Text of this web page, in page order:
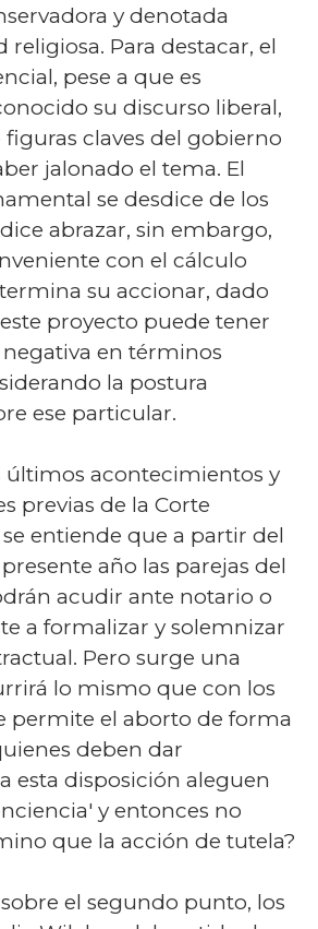
y denotada
religiosa. Para destacar, el
pese a que es
su discurso liberal,
claves del gobierno
jalonado el tema. El
se desdice de los
abrazar, sin embargo,
con el cálculo
su accionar, dado
proyecto puede tener
en términos
la postura
ese particular.
últimos acontecimientos y
previas de la Corte
entiende que a partir del
año las parejas del
acudir ante notario o
a formalizar y solemnizar
Pero surge una
lo mismo que con los
permite el aborto de forma
deben dar
esta disposición aleguen
y entonces no
que la acción de tutela?
el segundo punto, los